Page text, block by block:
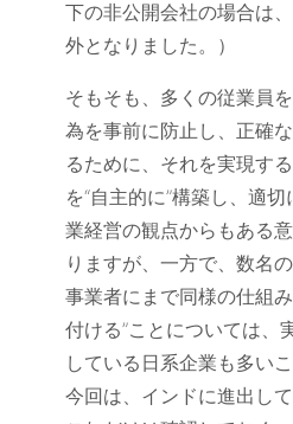
下の非公開会社の場合は
外となりました。）
そもそも、多くの従業員
為を事前に防止し、正確
るために、それを実現す
を“自主的に”構築し、適
業経営の観点からもある
りますが、一方で、数名
事業者にまで同様の仕組
付ける”ことについては、
している日系企業も多い
今回は、インドに進出し